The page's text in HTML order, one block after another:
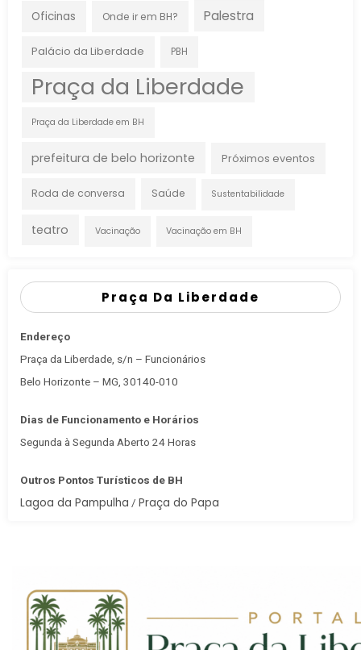
Oficinas Onde ir em BH? Palestra
Palácio da Liberdade PBH
Praça da Liberdade
Praça da Liberdade em BH
prefeitura de belo horizonte Próximos eventos
Roda de conversa Saúde Sustentabilidade
teatro Vacinação Vacinação em BH
Praça Da Liberdade
Endereço
Praça da Liberdade, s/n – Funcionários
Belo Horizonte – MG, 30140-010
Dias de Funcionamento e Horários
Segunda à Segunda Aberto 24 Horas
Outros Pontos Turísticos de BH
Lagoa da Pampulha / Praça do Papa